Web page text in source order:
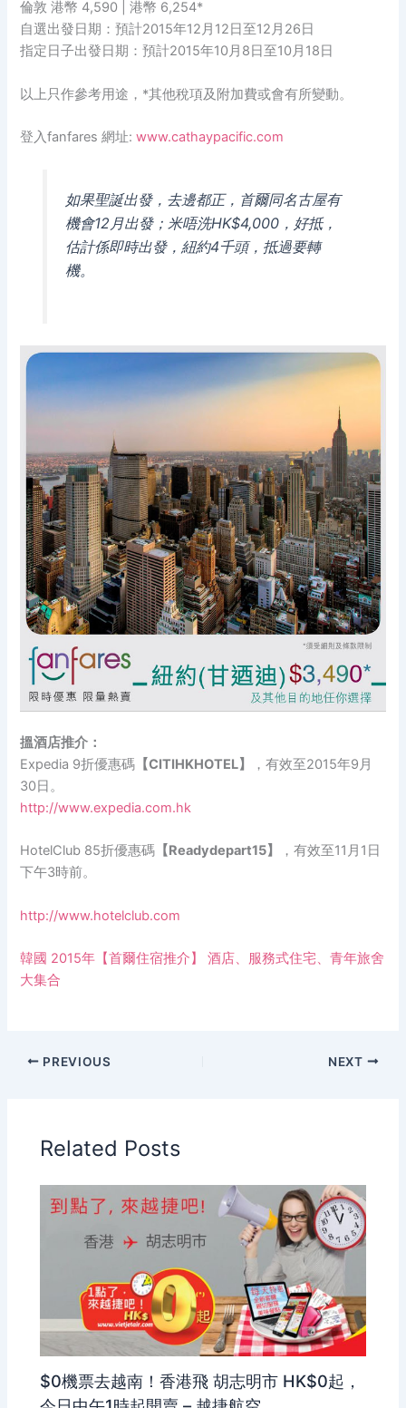
倫敦 港幣 4,590 | 港幣 6,254*
自選出發日期：預計2015年12月12日至12月26日
指定日子出發日期：預計2015年10月8日至10月18日
以上只作參考用途，*其他稅項及附加費或會有所變動。
登入fanfares 網址:www.cathaypacific.com
如果聖誕出發，去邊都正，首爾同名古屋有
機會12月出發；米唔洗HK$4,000，好抵，
估計係即時出發，紐約4千頭，抵過要轉
機。
搵酒店推介：
Expedia 9折優惠碼 【CITIHKHOTEL】
，有效至2015年9月
30日。
http://www.expedia.com.hk
HotelClub 85折優惠碼 【Readydepart15】
，有效至11月1日
下午3時前。
http://www.hotelclub.com
韓國 2015年【首爾住宿推介】 酒店、服務式住宅、青年旅舍
大集合
PREVIOUS NEXT
Related Posts
$0機票去越南！香港飛 胡志明市 HK$0起，